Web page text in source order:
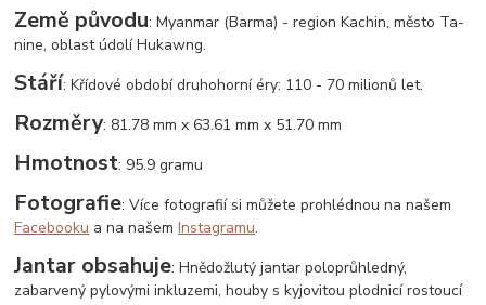
Země původu: Myanmar (Barma) - region Kachin, město Ta-
nine, oblast údolí Hukawng.
Stáří: Křídové období druhohorní éry: 110 - 70 milionů let.
Rozměry: 81.78 mm x 63.61 mm x 51.70 mm
Hmotnost: 95.9 gramu
Fotografie: Více fotografií si můžete prohlédnou na našem
Facebooku a na našemInstagramu.
Jantar obsahuje: Hnědožlutý jantar poloprůhledný,
zabarvený pylovými inkluzemi, houby s kyjovitou plodnicí rostoucí